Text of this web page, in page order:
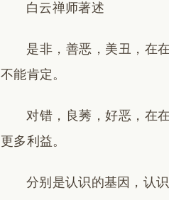
白云禅师著述
是非，善恶，美丑，在
不能肯定。
对错，良莠，好恶，在
更多利益。
分别是认识的基因，认